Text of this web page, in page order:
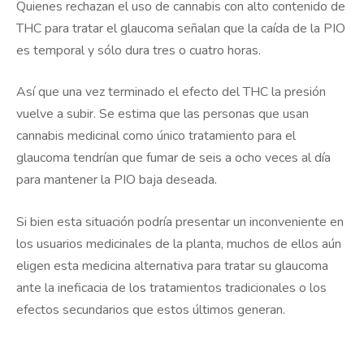
Quienes rechazan el uso de cannabis con alto contenido de
THC para tratar el glaucoma señalan que la caída de la PIO
es temporal y sólo dura tres o cuatro horas.
Así que una vez terminado el efecto del THC la presión
vuelve a subir. Se estima que las personas que usan
cannabis medicinal como único tratamiento para el
glaucoma tendrían que fumar de seis a ocho veces al día
para mantener la PIO baja deseada.
Si bien esta situación podría presentar un inconveniente en
los usuarios medicinales de la planta, muchos de ellos aún
eligen esta medicina alternativa para tratar su glaucoma
ante la ineficacia de los tratamientos tradicionales o los
efectos secundarios que estos últimos generan.